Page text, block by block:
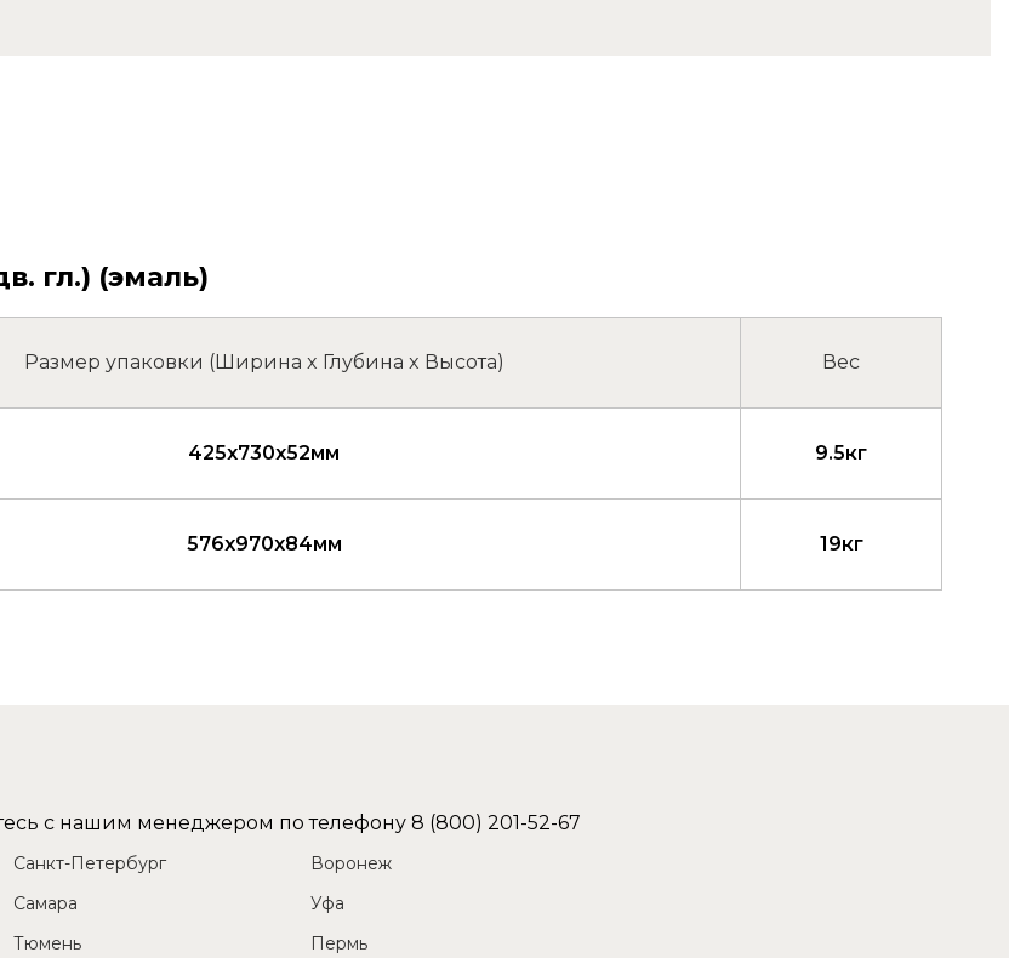
гл.) (эмаль)
Размер упаковки (Ширина x Глубина x Высота) Вес
425x730x52мм 9.5кг
576x970x84мм 19кг
с нашим менеджером по телефону 8 (800) 201-52-67
Санкт-Петербург
Воронеж
Самара
Уфа
Тюмень Пермь